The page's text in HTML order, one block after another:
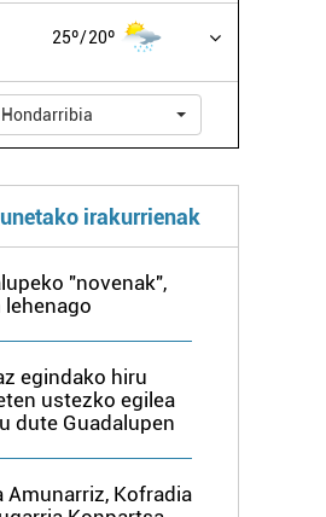
25º 20º
Hondarribia
irakurrienak
"novenak",
lehenago
egindako hiru
ustezko egilea
dute Guadalupen
Amunarriz, Kofradia